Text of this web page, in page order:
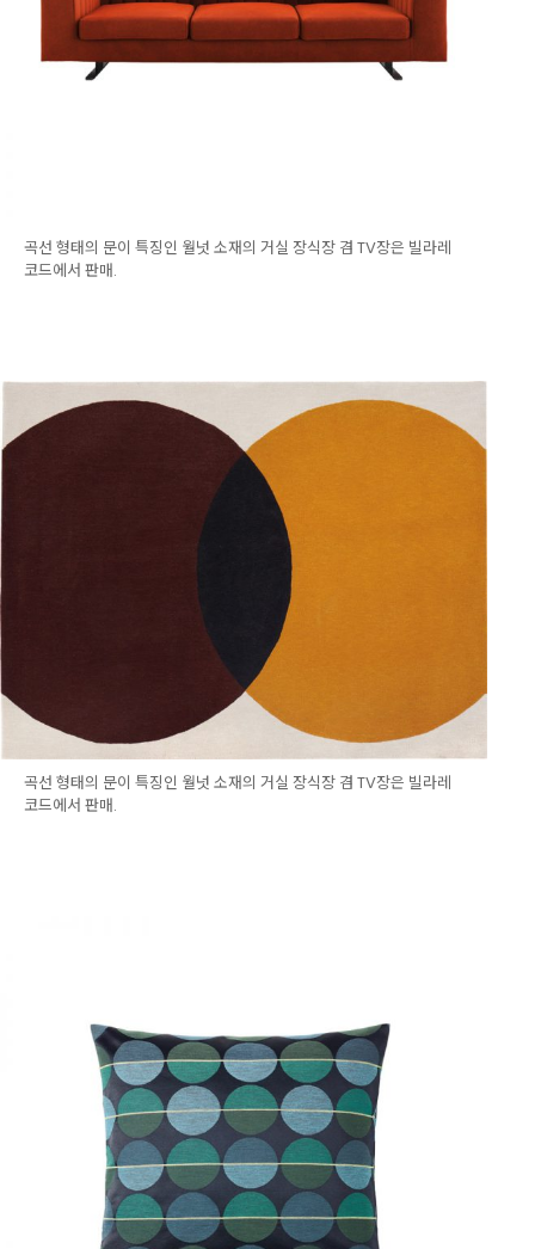
곡선 형태의 문이 특징인 월넛 소재의 거실 장식장 겸 TV장은 빌라레
코드에서 판매.
곡선 형태의 문이 특징인 월넛 소재의 거실 장식장 겸 TV장은 빌라레
코드에서 판매.